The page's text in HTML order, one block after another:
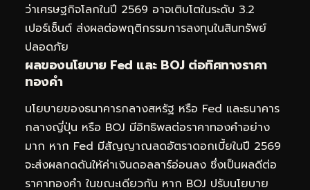
ว่าเศรษฐกิจโลกในปี 2569 อาจเติบโตในระดับ 3.2
เปอร์เซ็นต์ ส่งผลต่อพฤติกรรมการลงทุนในสินทรัพย์
ปลอดภัย
ผลของนโยบาย Fed และ BOJ ต่อทิศทางราคา
ทองคำ
นโยบายของธนาคารกลางสหรัฐ หรือ Fed และธนาคาร
กลางญี่ปุ่น หรือ BOJ มีอิทธิพลต่อราคาทองคำอย่าง
มาก หาก Fed มีสัญญาณลดอัตราดอกเบี้ยในปี 2569
จะส่งผลกดดันให้ค่าเงินดอลลาร์อ่อนลง ซึ่งเป็นผลดีต่อ
ราคาทองคำ ในขณะเดียวกัน หาก BOJ ปรับนโยบาย